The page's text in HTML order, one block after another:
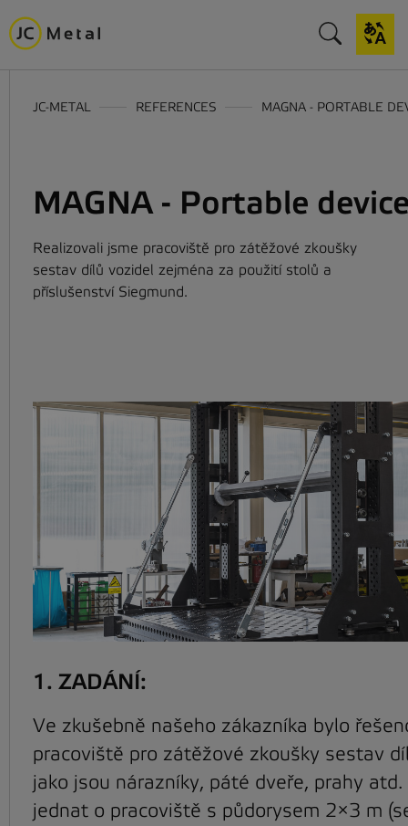
JC-METAL REFERENCES MAGNA - PORTABLE
MAGNA - Portable
Realizovali jsme pracoviště pro zátěžové zkoušky
sestav dílů vozidel zejména za použití stolů a
příslušenství Siegmund.
1. ZADÁNÍ:
Ve zkušebně našeho zákazníka bylo
pracoviště pro zátěžové zkoušky sestav
jako jsou nárazníky, páté dveře, prahy
jednat o pracoviště s půdorysem 2×3 m